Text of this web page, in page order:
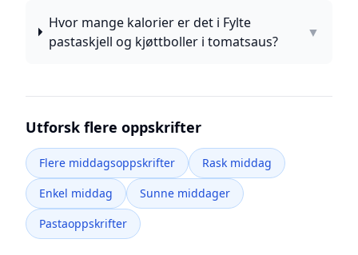
Hvor mange kalorier er det i Fylte
pastaskjell og kjøttboller i tomatsaus?
▼
Utforsk flere oppskrifter
Flere middagsoppskrifter
Rask middag
Enkel middag
Sunne middager
Pastaoppskrifter